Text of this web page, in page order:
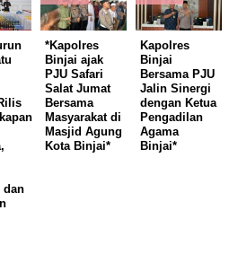
dan
*Kapolres
Binjai ajak
PJU Safari
Salat Jumat
Bersama
Masyarakat di
Masjid Agung
Kota Binjai*
Kapolres
Binjai
Bersama PJU
Jalin Sinergi
dengan Ketua
Pengadilan
Agama
Binjai*